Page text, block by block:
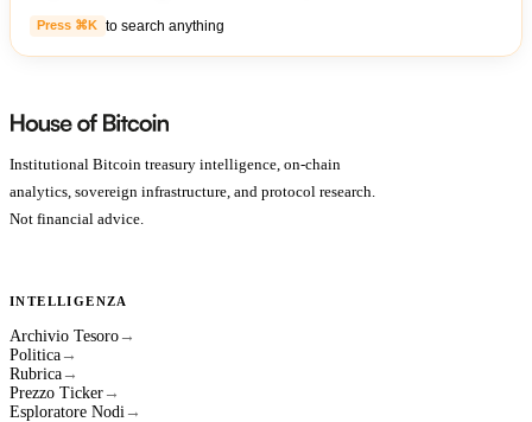
Press ⌘K to search anything
Institutional Bitcoin treasury intelligence, on-chain
analytics, sovereign infrastructure, and protocol research.
Not financial advice.
INTELLIGENZA
Archivio Tesoro →
Politica →
Rubrica →
Prezzo Ticker →
Esploratore Nodi →